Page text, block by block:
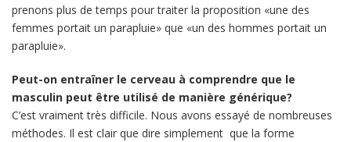
prenons plus de temps pour traiter la proposition «une des
femmes portait un parapluie» que «un des hommes portait un
parapluie».
Peut-on entraîner le cerveau à comprendre que le
masculin peut être utilisé de manière générique?
C’est vraiment très difficile. Nous avons essayé de nombreuses
méthodes. Il est clair que dire simplement que la forme